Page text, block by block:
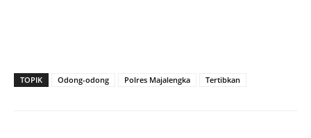
TOPIK Odong-odong Polres Majalengka Tertibkan